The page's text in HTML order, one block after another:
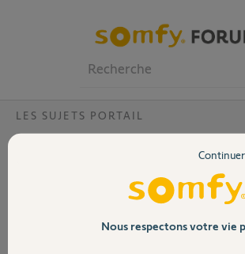
Volet
LES SUJETS PORTAIL
réglage temps d'automatisme?
Matériel utilisé: EVOLVIA PASSEO 800
Nous respectons votre vie